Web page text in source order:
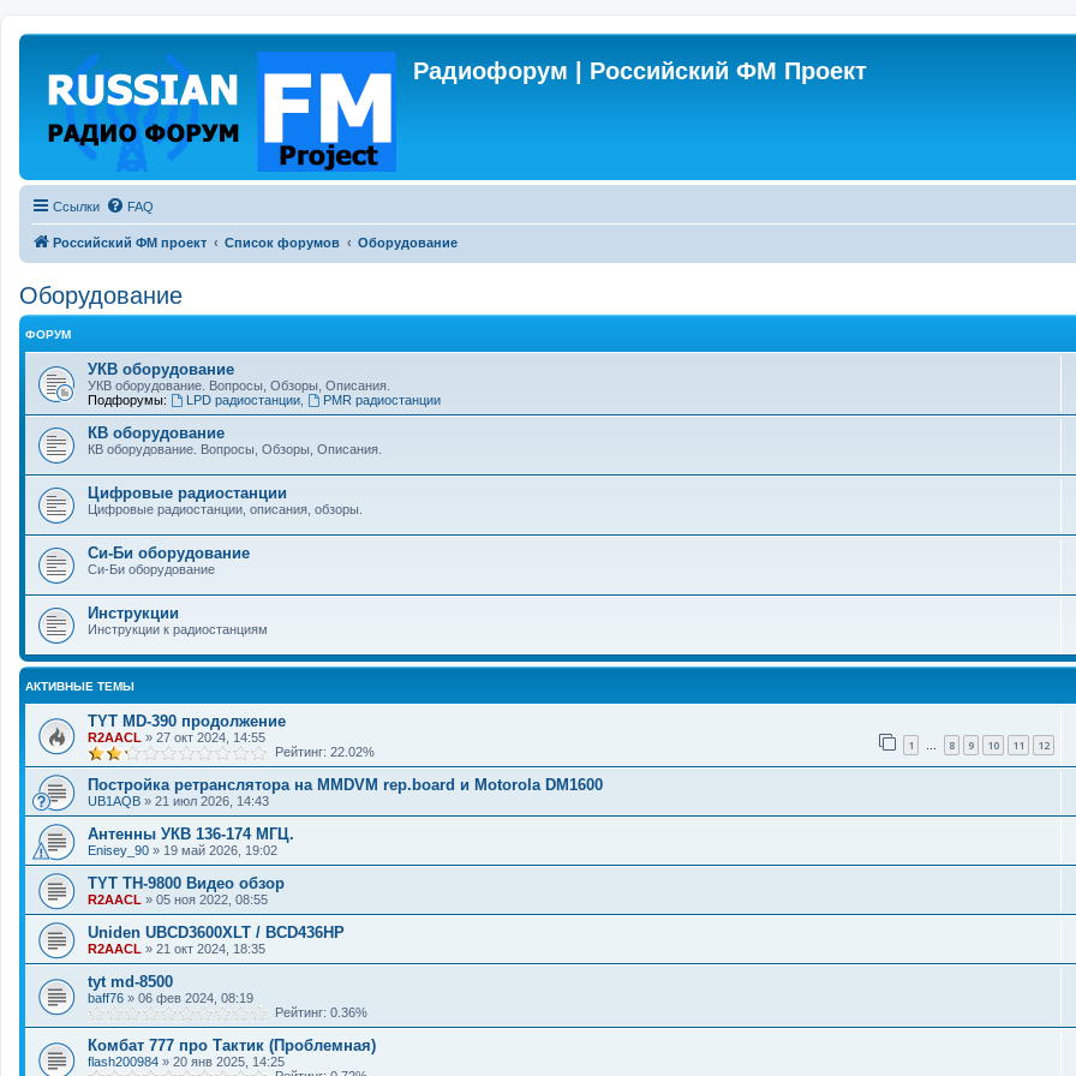
Радиофорум | Российский ФМ Проект
Ссылки FAQ
Российский ФМ проект Список форумов Оборудование
Оборудование
ФОРУМ
УКВ оборудование
УКВ оборудование. Вопросы, Обзоры, Описания.
Подфорумы:
LPD радиостанции, PMR радиостанции
КВ оборудование
КВ оборудование. Вопросы, Обзоры, Описания.
Цифровые радиостанции
Цифровые радиостанции, описания, обзоры.
Си-Би оборудование
Си-Би оборудование
Инструкции
Инструкции к радиостанциям
АКТИВНЫЕ ТЕМЫ
TYT MD-390 продолжение
R2AACL » 27 окт 2024, 14:55 1 … 8 9 10 11 12
Рейтинг: 22.02%
Постройка ретранслятора на MMDVM rep.board и Motorola DM1600
UB1AQB » 21 июл 2026, 14:43
Антенны УКВ 136-174 МГЦ.
Enisey_90 » 19 май 2026, 19:02
TYT TH-9800 Видео обзор
R2AACL » 05 ноя 2022, 08:55
Uniden UBCD3600XLT / BCD436HP
R2AACL » 21 окт 2024, 18:35
tyt md-8500
baff76 » 06 фев 2024, 08:19
Рейтинг: 0.36%
Комбат 777 про Тактик (Проблемная)
flash200984 » 20 янв 2025, 14:25